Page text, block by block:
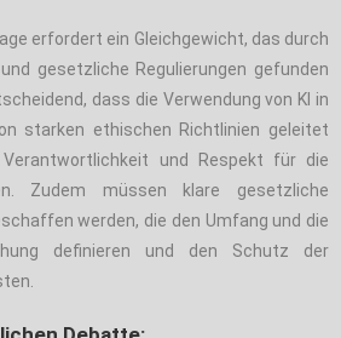
erfordert ein Gleichgewicht, das durch
gesetzliche Regulierungen gefunden
dass die Verwendung von KI in
starken ethischen Richtlinien geleitet
und Respekt für die
Zudem müssen klare gesetzliche
werden, die den Umfang und die
definieren und den Schutz der